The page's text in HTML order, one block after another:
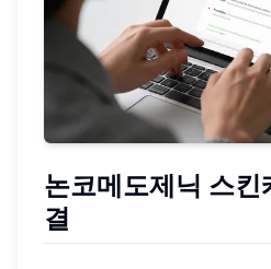
논코메도제닉 스킨
결